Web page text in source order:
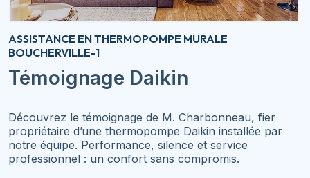
ASSISTANCE EN THERMOPOMPE MURALE
BOUCHERVILLE-1
Témoignage Daikin
Découvrez le témoignage de M. Charbonneau, fier
propriétaire d’une thermopompe Daikin installée par
notre équipe. Performance, silence et service
professionnel : un confort sans compromis.